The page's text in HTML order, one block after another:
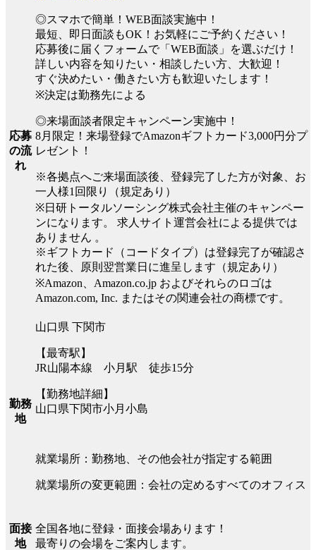
応募
の流
れ
◎スマホで簡単！WEB面談実施中！
最短、即日面談もOK！お気軽にご予約ください！
応募後に届くフォームで「WEB面談」を選ぶだけ！
詳しい内容を知りたい・相談したい方、大歓迎！
すぐ決めたい・働きたい方も歓迎いたします！
※決定は勤務先による
◎来場面談者限定キャンペーン実施中！
8月限定！来場登録でAmazonギフトカード3,000円分プ
レゼント！
※各拠点へご来場面談後、登録完了した方が対象、お
一人様1回限り（規定あり）
※日研トータルソーシング株式会社主催のキャンペー
ンになります。 求人サイト運営会社による提供では
ありません 。
※ギフトカード（コードタイプ）は登録完了が確認さ
れた後、原則翌営業日に進呈します（規定あり）
※Amazon、Amazon.co.jp およびそれらのロゴは
Amazon.com, Inc. またはその関連会社の商標です。
勤務
地
山口県 下関市
【最寄駅】
JR山陽本線 小月駅 徒歩15分
【勤務地詳細】
山口県下関市小月小島
就業場所：勤務地、その他会社が指定する範囲
就業場所の変更範囲：会社の定めるすべてのオフィス
面接
地
全国各地に登録・面接会場あります！
最寄りの会場をご案内します。